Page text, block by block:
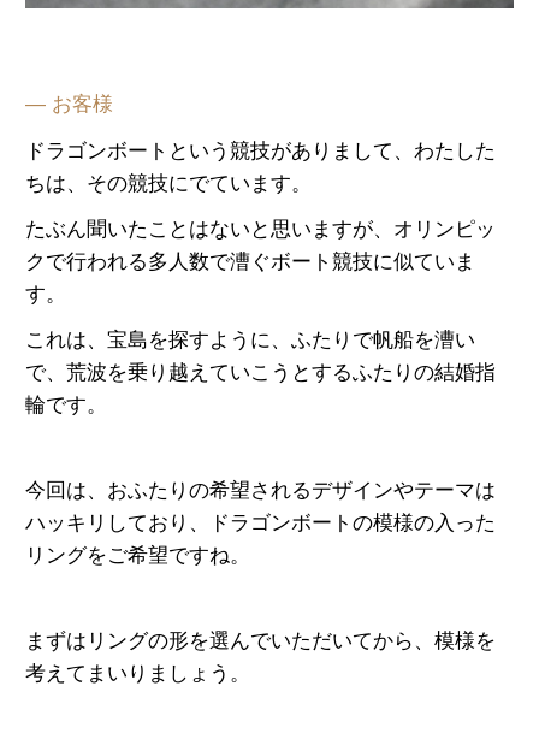
— お客様
ドラゴンボートという競技がありまして、わたした
ちは、その競技にでています。
たぶん聞いたことはないと思いますが、オリンピッ
クで行われる多人数で漕ぐボート競技に似ていま
す。
これは、宝島を探すように、ふたりで帆船を漕い
で、荒波を乗り越えていこうとするふたりの結婚指
輪です。
今回は、おふたりの希望されるデザインやテーマは
ハッキリしており、ドラゴンボートの模様の入った
リングをご希望ですね。
まずはリングの形を選んでいただいてから、模様を
考えてまいりましょう。